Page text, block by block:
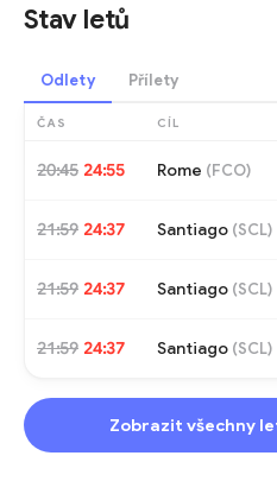
Stav letů
Odlety Přílety
ČAS CÍL
20:45 24:55 Rome (FCO)
21:59 24:37 Santiago (SCL)
21:59 24:37 Santiago (SCL)
21:59 24:37 Santiago (SCL)
Zobrazit všechny